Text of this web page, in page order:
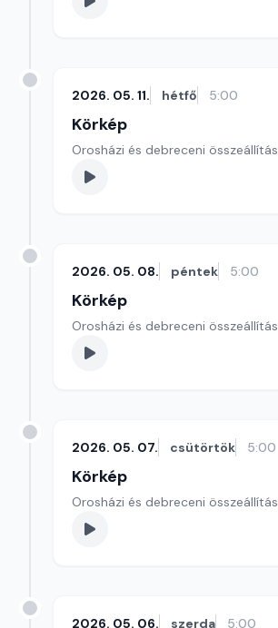
2026. 05. 11. hétfő 5:00
Körkép
Orosházi és debreceni összeállítás
2026. 05. 08. péntek 5:00
Körkép
Orosházi és debreceni összeállítás
2026. 05. 07. csütörtök 5:00
Körkép
Orosházi és debreceni összeállítás
2026. 05. 06. szerda 5:00